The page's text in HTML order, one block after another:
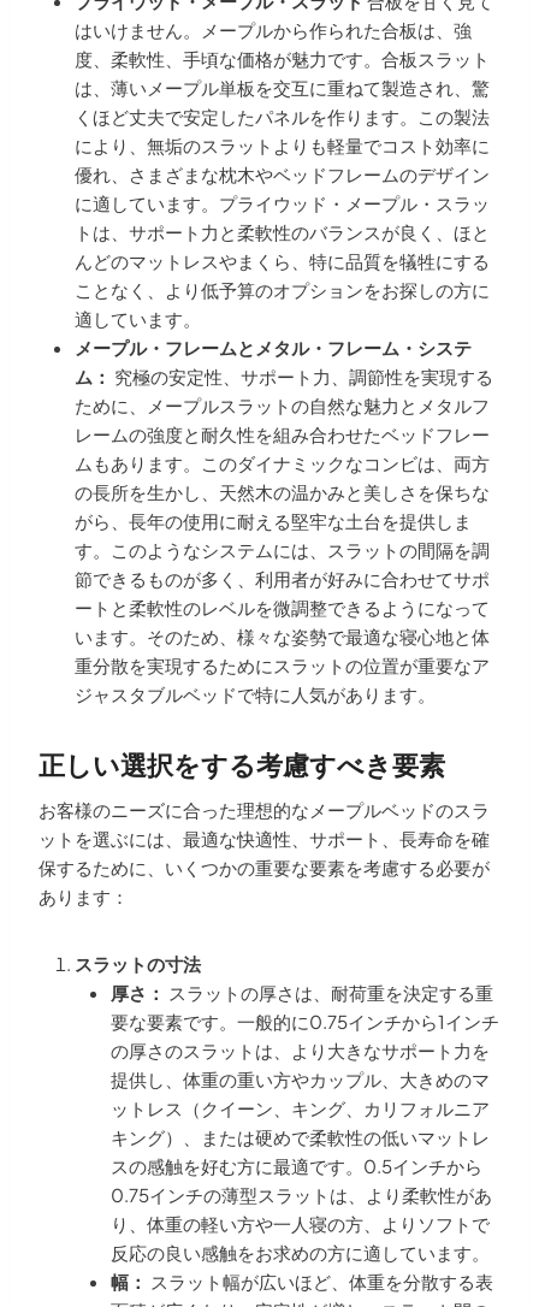
はいけません。メープルから作られた合板は、強
度、柔軟性、手頃な価格が魅力です。合板スラット
は、薄いメープル単板を交互に重ねて製造され、驚
くほど丈夫で安定したパネルを作ります。この製法
により、無垢のスラットよりも軽量でコスト効率に
優れ、さまざまな枕木やベッドフレームのデザイン
に適しています。プライウッド・メープル・スラッ
トは、サポート力と柔軟性のバランスが良く、ほと
んどのマットレスやまくら、特に品質を犠牲にする
ことなく、より低予算のオプションをお探しの方に
適しています。
メープル・フレームとメタル・フレーム・システ
ム： 究極の安定性、サポート力、調節性を実現する
ために、メープルスラットの自然な魅力とメタルフ
レームの強度と耐久性を組み合わせたベッドフレー
ムもあります。このダイナミックなコンビは、両方
の長所を生かし、天然木の温かみと美しさを保ちな
がら、長年の使用に耐える堅牢な土台を提供しま
す。このようなシステムには、スラットの間隔を調
節できるものが多く、利用者が好みに合わせてサポ
ートと柔軟性のレベルを微調整できるようになって
います。そのため、様々な姿勢で最適な寝心地と体
重分散を実現するためにスラットの位置が重要なア
ジャスタブルベッドで特に人気があります。
正しい選択をする考慮すべき要素
お客様のニーズに合った理想的なメープルベッドのスラ
ットを選ぶには、最適な快適性、サポート、長寿命を確
保するために、いくつかの重要な要素を考慮する必要が
あります：
スラットの寸法
厚さ： スラットの厚さは、耐荷重を決定する重
要な要素です。一般的に0.75インチから1インチ
の厚さのスラットは、より大きなサポート力を
提供し、体重の重い方やカップル、大きめのマ
ットレス（クイーン、キング、カリフォルニア
キング）、または硬めで柔軟性の低いマットレ
スの感触を好む方に最適です。0.5インチから
0.75インチの薄型スラットは、より柔軟性があ
り、体重の軽い方や一人寝の方、よりソフトで
反応の良い感触をお求めの方に適しています。
幅： スラット幅が広いほど、体重を分散する表